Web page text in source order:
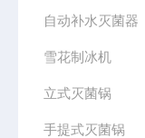
自动补水灭菌器
雪花制冰机
立式灭菌锅
手提式灭菌锅